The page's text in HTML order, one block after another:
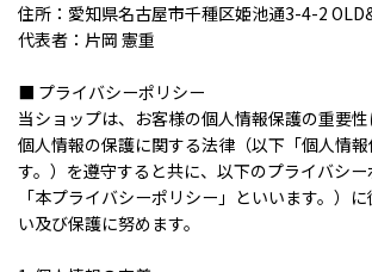
住所：愛知県名古屋市千種区姫池通3-4-2
代表者：片岡 憲重
■ プライバシーポリシー
当ショップは、お客様の個人情報保護の重要性
個人情報の保護に関する法律（以下「個人情
す。）を遵守すると共に、以下のプライバシ
「本プライバシーポリシー」といいます。）
い及び保護に努めます。